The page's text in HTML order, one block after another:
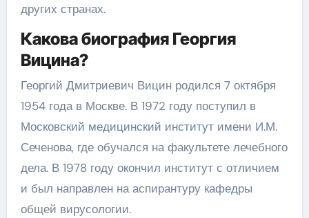
других странах.
Какова биография Георгия
Вицина?
Георгий Дмитриевич Вицин родился 7 октября
1954 года в Москве. В 1972 году поступил в
Московский медицинский институт имени И.М.
Сеченова, где обучался на факультете лечебного
дела. В 1978 году окончил институт с отличием
и был направлен на аспирантуру кафедры
общей вирусологии.